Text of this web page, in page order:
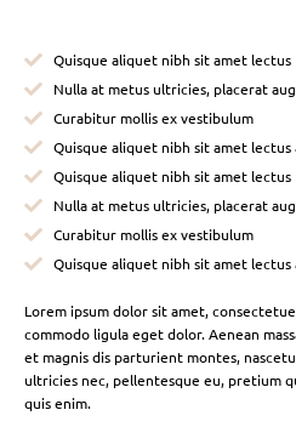
Quisque aliquet nibh sit amet lectus
Nulla at metus ultricies, placerat
Curabitur mollis ex vestibulum
Quisque aliquet nibh sit amet lectus
Quisque aliquet nibh sit amet lectus
Nulla at metus ultricies, placerat
Curabitur mollis ex vestibulum
Quisque aliquet nibh sit amet lectus
Lorem ipsum dolor sit amet,
commodo ligula eget dolor. Aenean
et magnis dis parturient montes,
ultricies nec, pellentesque eu, pretium
quis enim.